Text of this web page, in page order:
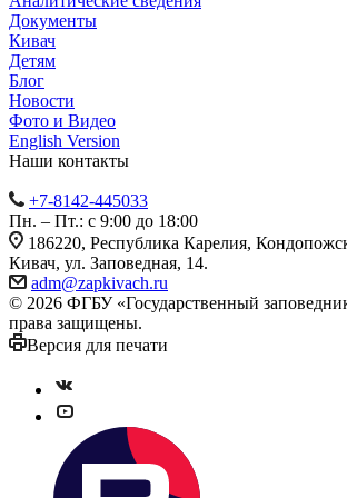
Документы
Кивач
Детям
Блог
Новости
Фото и Видео
English Version
Наши контакты
+7-8142-445033
Пн. – Пт.: с 9:00 до 18:00
186220, Республика Карелия,
Кивач, ул. Заповедная, 14.
adm@zapkivach.ru
© 2026 ФГБУ «Государственный
права защищены.
Версия для печати